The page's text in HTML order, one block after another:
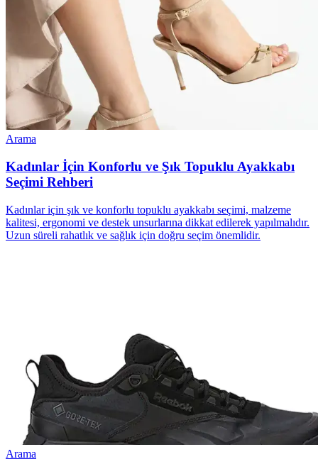
Arama
Kadınlar İçin Konforlu ve Şık Topuklu Ayakkabı
Seçimi Rehberi
Kadınlar için şık ve konforlu topuklu ayakkabı seçimi, malzeme
kalitesi, ergonomi ve destek unsurlarına dikkat edilerek yapılmalıdır.
Uzun süreli rahatlık ve sağlık için doğru seçim önemlidir.
Arama